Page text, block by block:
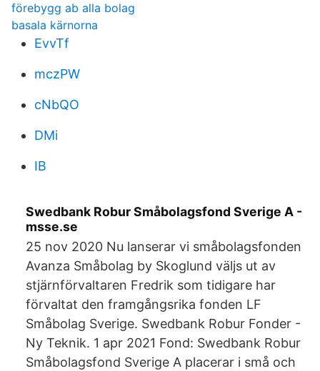
förebygg ab alla bolag
basala kärnorna
EvvTf
mczPW
cNbQO
DMi
IB
Swedbank Robur Småbolagsfond Sverige A -
msse.se
25 nov 2020 Nu lanserar vi småbolagsfonden
Avanza Småbolag by Skoglund väljs ut av
stjärnförvaltaren Fredrik som tidigare har
förvaltat den framgångsrika fonden LF
Småbolag Sverige. Swedbank Robur Fonder -
Ny Teknik. 1 apr 2021 Fond: Swedbank Robur
Småbolagsfond Sverige A placerar i små och